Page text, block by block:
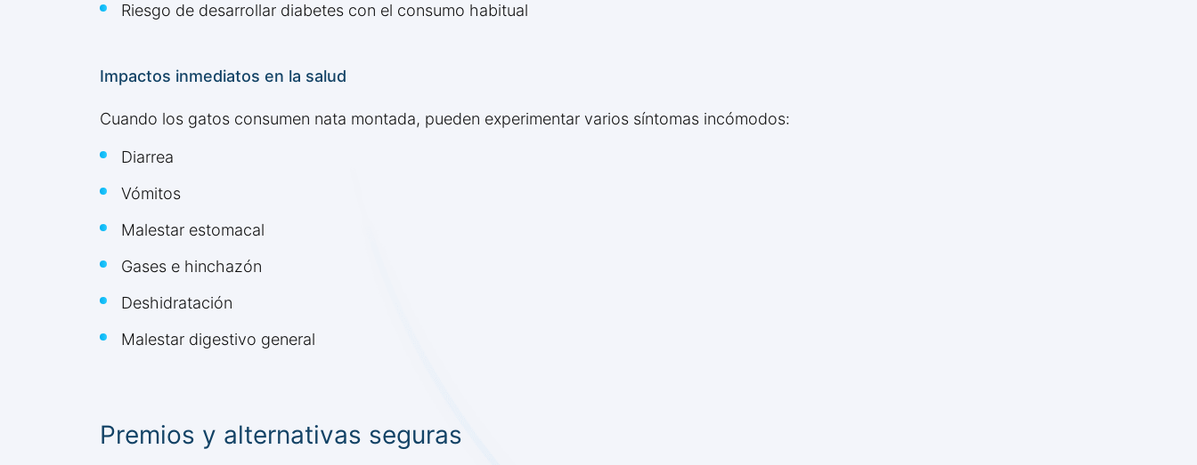
Riesgo de desarrollar diabetes con el consumo habitual
Impactos inmediatos en la salud
Cuando los gatos consumen nata montada, pueden experimentar varios síntomas incómodos:
Diarrea
Vómitos
Malestar estomacal
Gases e hinchazón
Deshidratación
Malestar digestivo general
Premios y alternativas seguras